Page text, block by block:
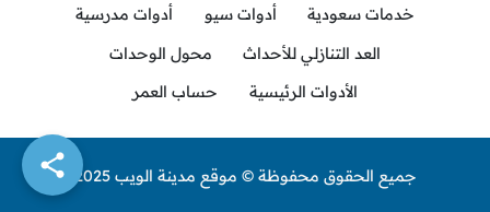
خدمات سعودية
أدوات سيو
أدوات مدرسية
العد التنازلي للأحداث
محول الوحدات
الأدوات الرئيسية
حساب العمر
جميع الحقوق محفوظة © موقع مدينة الويب 2025